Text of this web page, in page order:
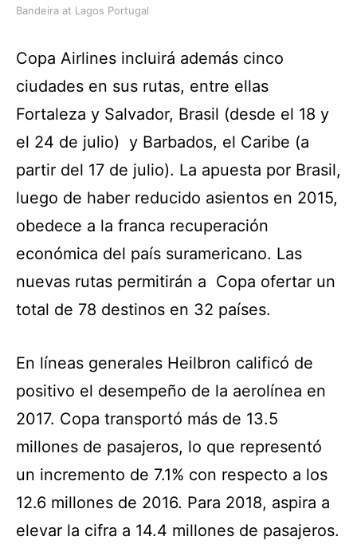
Bandeira at Lagos Portugal
Copa Airlines incluirá además cinco
ciudades en sus rutas, entre ellas
Fortaleza y Salvador, Brasil (desde el 18 y
el 24 de julio) y Barbados, el Caribe (a
partir del 17 de julio). La apuesta por Brasil,
luego de haber reducido asientos en 2015,
obedece a la franca recuperación
económica del país suramericano. Las
nuevas rutas permitirán a Copa ofertar un
total de 78 destinos en 32 países.
En líneas generales Heilbron calificó de
positivo el desempeño de la aerolínea en
2017. Copa transportó más de 13.5
millones de pasajeros, lo que representó
un incremento de 7.1% con respecto a los
12.6 millones de 2016. Para 2018, aspira a
elevar la cifra a 14.4 millones de pasajeros.